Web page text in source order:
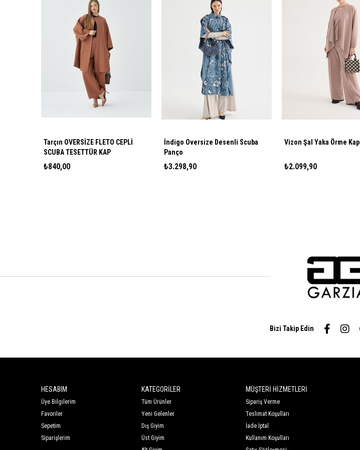
Tarçın OVERSİZE FLETO CEPLİ
SCUBA TESETTÜR KAP
₺840,00
İndigo Oversize Desenli Scuba
Panço
₺3.298,90
Vizon Şal Yaka Örme Kap
₺2.099,90
Bizi Takip Edin
HESABIM
Üye Bilgilerim
Favoriler
Sepetim
Siparişlerim
KATEGORİLER
Tüm Ürünler
Yeni Gelenler
Dış Giyim
Üst Giyim
MÜŞTERİ HİZMETLERİ
Sipariş Verme
Teslimat Koşulları
İade İptal
Kullanım Koşulları